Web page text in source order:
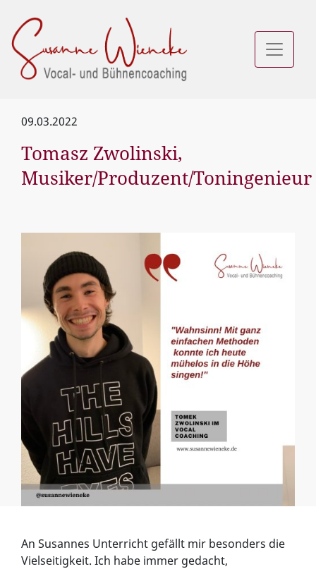
09.03.2022
Tomasz Zwolinski,
Musiker/Produzent/Toningenieur
An Susannes Unterricht gefällt mir besonders die
Vielseitigkeit. Ich habe immer gedacht,